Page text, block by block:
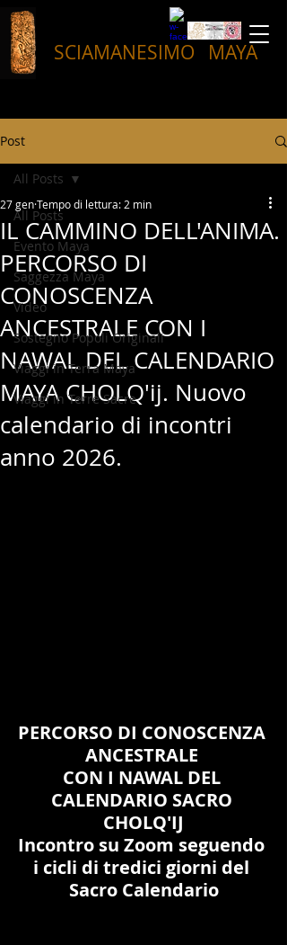
SCIAMANESIMO MAYA
Post
All Posts
Evento Maya
Saggezza Maya
Video
Sostegno Popoli Originali
Viaggi in Terra Maya
Viaggi in Terre Sacre
All Posts
IL CAMMINO DELL'ANIMA.
PERCORSO DI
CONOSCENZA
ANCESTRALE CON I
NAWAL DEL CALENDARIO
MAYA CHOLQ'ij. Nuovo
calendario di incontri
anno 2026.
27 genTempo di lettura: 2 min
PERCORSO DI CONOSCENZA
ANCESTRALE
CON I NAWAL DEL
CALENDARIO SACRO
CHOLQ'IJ
Incontro su Zoom seguendo
i cicli di tredici giorni del
Sacro Calendario